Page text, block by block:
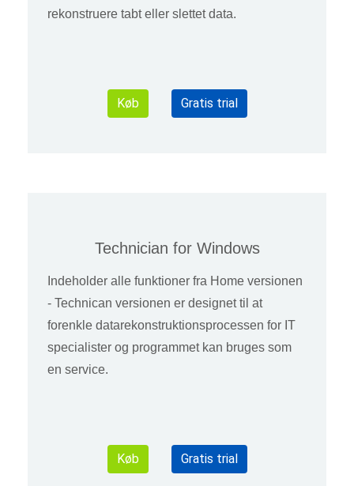
rekonstruere tabt eller slettet data.
Køb Gratis trial
Technician for Windows
Indeholder alle funktioner fra Home versionen
- Technican versionen er designet til at
forenkle datarekonstruktionsprocessen for IT
specialister og programmet kan bruges som
en service.
Køb Gratis trial